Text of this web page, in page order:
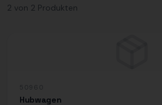
2 von 2 Produkten
Hubwagen